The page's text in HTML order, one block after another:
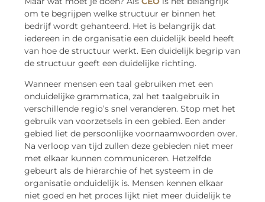
om te begrijpen welke structuur er binnen het
bedrijf wordt gehanteerd. Het is belangrijk dat
iedereen in de organisatie een duidelijk beeld heeft
van hoe de structuur werkt. Een duidelijk begrip van
de structuur geeft een duidelijke richting.
Wanneer mensen een taal gebruiken met een
onduidelijke grammatica, zal het taalgebruik in
verschillende regio’s snel veranderen. Stop met het
gebruik van voorzetsels in een gebied. Een ander
gebied liet de persoonlijke voornaamwoorden over.
Na verloop van tijd zullen deze gebieden niet meer
met elkaar kunnen communiceren. Hetzelfde
gebeurt als de hiërarchie of het systeem in de
organisatie onduidelijk is. Mensen kennen elkaar
niet goed en het proces lijkt niet meer duidelijk te